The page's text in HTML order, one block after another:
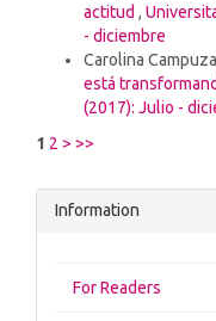
actitud ,
- diciembre
Carolina
está
(2017): Julio -
1 2 > >>
Information
For Readers